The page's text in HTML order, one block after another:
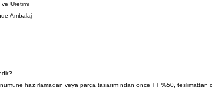
ve Üretimi
Ambalaj
hazırlamadan veya parça tasarımından önce TT %50,